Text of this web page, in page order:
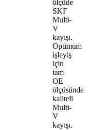
ölçüde
SKF
Multi-
V
kayışı.
Optimum
işleyiş
için
tam
OE
ölçüsünde
kaliteli
Multi-
V
kayışı.